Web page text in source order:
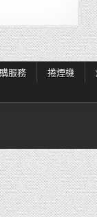
服務 捲煙機